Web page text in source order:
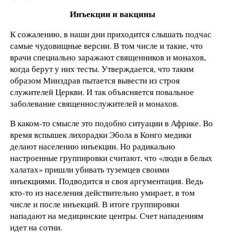
Инъекции и вакцины
К сожалению, в наши дни приходится слышать подчас
самые чудовищные версии. В том числе и такие, что
врачи специально заражают священников и монахов,
когда берут у них тесты. Утверждается, что таким
образом Минздрав пытается вывести из строя
служителей Церкви. И так объясняется повальное
заболевание священнослужителей и монахов.
В каком-то смысле это подобно ситуации в Африке. Во
время вспышек лихорадки Эбола в Конго медики
делают населению инъекции. Но радикально
настроенные группировки считают, что «люди в белых
халатах» пришли убивать туземцев своими
инъекциями. Подводится и своя аргументация. Ведь
кто-то из населения действительно умирает, в том
числе и после инъекций. В итоге группировки
нападают на медицинские центры. Счет нападениям
идет на сотни.